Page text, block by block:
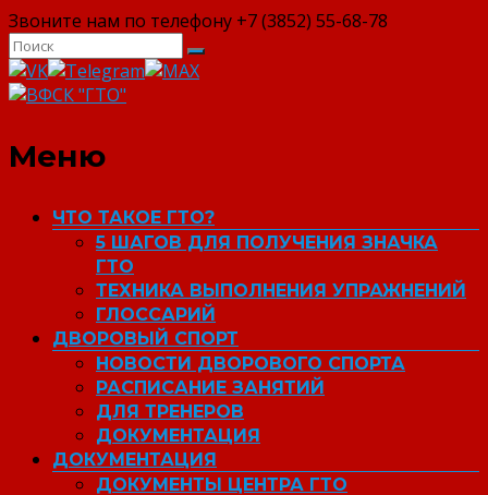
Звоните нам по телефону +7 (3852) 55-68-78
ВФСК "ГТО"
Меню
ЧТО ТАКОЕ ГТО?
5 ШАГОВ ДЛЯ ПОЛУЧЕНИЯ ЗНАЧКА
ГТО
ТЕХНИКА ВЫПОЛНЕНИЯ УПРАЖНЕНИЙ
ГЛОССАРИЙ
ДВОРОВЫЙ СПОРТ
НОВОСТИ ДВОРОВОГО СПОРТА
РАСПИСАНИЕ ЗАНЯТИЙ
ДЛЯ ТРЕНЕРОВ
ДОКУМЕНТАЦИЯ
ДОКУМЕНТАЦИЯ
ДОКУМЕНТЫ ЦЕНТРА ГТО